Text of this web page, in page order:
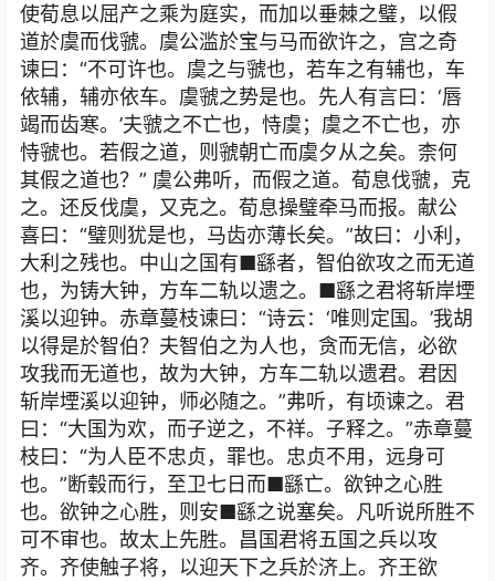
使荀息以屈产之乘为庭实，而加以垂棘之璧，以假
道於虞而伐虢。虞公滥於宝与马而欲许之，宫之奇
谏曰：“不可许也。虞之与虢也，若车之有辅也，车
依辅，辅亦依车。虞虢之势是也。先人有言曰：‘唇
竭而齿寒。’夫虢之不亡也，恃虞；虞之不亡也，亦
恃虢也。若假之道，则虢朝亡而虞夕从之矣。柰何
其假之道也？” 虞公弗听，而假之道。荀息伐虢，克
之。还反伐虞，又克之。荀息操璧牵马而报。献公
喜曰：“璧则犹是也，马齿亦薄长矣。”故曰：小利，
大利之残也。中山之国有■繇者，智伯欲攻之而无道
也，为铸大钟，方车二轨以遗之。■繇之君将斩岸堙
溪以迎钟。赤章蔓枝谏曰：“诗云：‘唯则定国。’我胡
以得是於智伯？夫智伯之为人也，贪而无信，必欲
攻我而无道也，故为大钟，方车二轨以遗君。君因
斩岸堙溪以迎钟，师必随之。”弗听，有顷谏之。君
曰：“大国为欢，而子逆之，不祥。子释之。”赤章蔓
枝曰：“为人臣不忠贞，罪也。忠贞不用，远身可
也。”断毂而行，至卫七日而■繇亡。欲钟之心胜
也。欲钟之心胜，则安■繇之说塞矣。凡听说所胜不
可不审也。故太上先胜。昌国君将五国之兵以攻
齐。齐使触子将，以迎天下之兵於济上。齐王欲